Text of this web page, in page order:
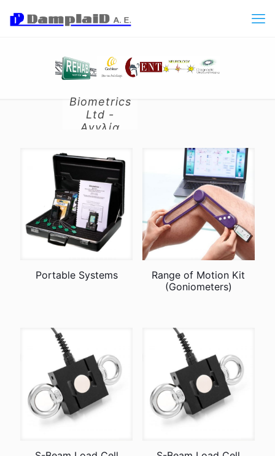
Biometrics
Ltd -
Αγγλία
Portable Systems
Range of Motion Kit
(Goniometers)